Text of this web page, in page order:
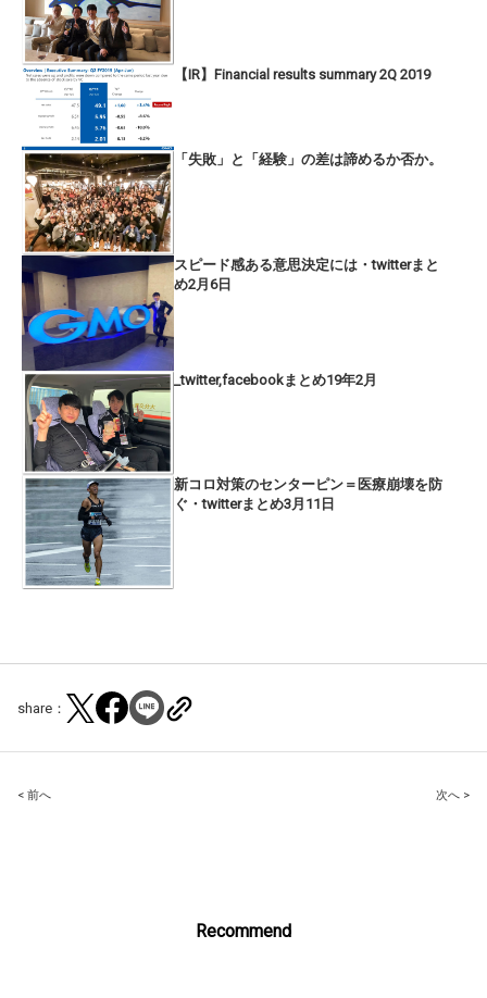
【IR】Financial results summary 2Q 2019
「失敗」と「経験」の差は諦めるか否か。
スピード感ある意思決定には・twitterまと
め2月6日
_twitter,facebookまとめ19年2月
新コロ対策のセンターピン＝医療崩壊を防
ぐ・twitterまとめ3月11日
share：
Post
< 前へ 次へ >
Recommend